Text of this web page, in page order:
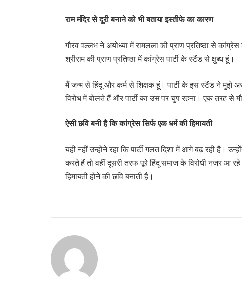
राम मंदिर से दूरी बनाने को भी बताया इस्तीफे का कारण
गौरव वल्लभ ने अयोध्या में रामलला की प्राण प्रतिष्ठा से
श्रीराम की प्राण प्रतिष्ठा में कांग्रेस पार्टी के स्टैंड से क्षुब्ध हूं।
मैं जन्म से हिंदू और कर्म से शिक्षक हूं। पार्टी के इस स्टैंड ने मुझे
विरोध में बोलते हैं और पार्टी का उस पर चुप रहना। एक तरह से
ऐसी छवि बनी है कि कांग्रेस सिर्फ एक धर्म की हिमायती
यही नहीं उन्होंने रहा कि पार्टी गलत दिशा में आगे बढ़ रही है।
करते हैं तो वहीं दूसरी तरफ पूरे हिंदू समाज के विरोधी नजर आ रहे
हिमायती होने की छवि बनाती है।